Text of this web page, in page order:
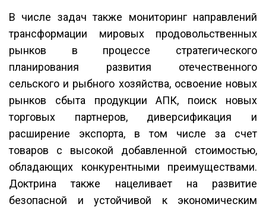
В числе задач также мониторинг направлений
трансформации мировых продовольственных
рынков в процессе стратегического
планирования развития отечественного
сельского и рыбного хозяйства, освоение новых
рынков сбыта продукции АПК, поиск новых
торговых партнеров, диверсификация и
расширение экспорта, в том числе за счет
товаров с высокой добавленной стоимостью,
обладающих конкурентными преимуществами.
Доктрина также нацеливает на развитие
безопасной и устойчивой к экономическим